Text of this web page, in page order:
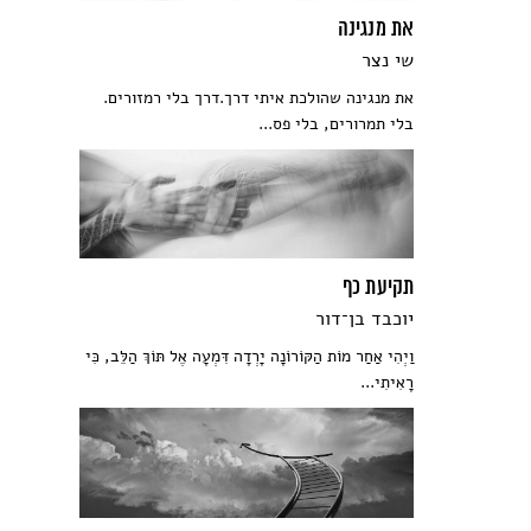
את מנגינה
שי נצר
את מנגינה שהולכת איתי דרך.דרך בלי רמזורים.
בלי תמרורים, בלי פס...
תקיעת כף
יוכבד בן־דור
וַיְהִי אַחַר מוֹת הַקּוֹרוֹנָה יָרְדָה דִּמְעָה אֶל תּוֹךְ הַלֵּב, כִּי
רָאִיתִי...